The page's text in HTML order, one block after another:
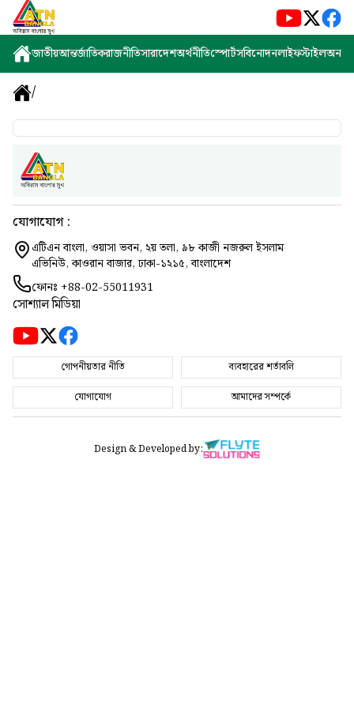
জাতীয়আন্তর্জাতিকরাজনীতিসারাদেশঅর্থনীতিস্পোর্টসবিনোদনলাইফস্টাইল
/
যোগাযোগ :
এটিএন বাংলা, ওয়াসা ভবন, ২য় তলা, ৯৮ কাজী নজরুল ইসলাম
এভিনিউ, কাওরান বাজার, ঢাকা-১২১৫, বাংলাদেশ
ফোনঃ +88-02-55011931
সোশ্যাল মিডিয়া
গোপনীয়তার নীতি
ব্যবহারের শর্তাবলি
যোগাযোগ
আমাদের সম্পর্কে
Design & Developed by: